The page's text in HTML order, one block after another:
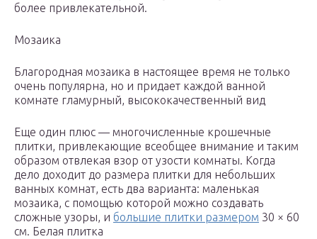
более привлекательной.
Мозаика
Благородная мозаика в настоящее время не только
очень популярна, но и придает каждой ванной
комнате гламурный, высококачественный вид
Еще один плюс — многочисленные крошечные
плитки, привлекающие всеобщее внимание и таким
образом отвлекая взор от узости комнаты. Когда
дело доходит до размера плитки для небольших
ванных комнат, есть два варианта: маленькая
мозаика, с помощью которой можно создавать
сложные узоры, и большие плитки размером 30 × 60
см. Белая плитка